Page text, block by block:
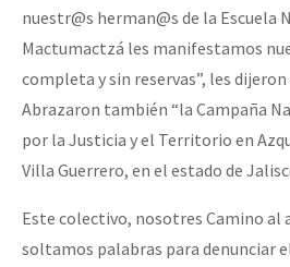
nuestr@s herman@s de la Escuela
Mactumactzá les manifestamos
completa y sin reservas”, les
Abrazaron también “la Campaña
por la Justicia y el Territorio en
Villa Guerrero, en el estado de
Este colectivo, nosotres Camino al
soltamos palabras para denunciar